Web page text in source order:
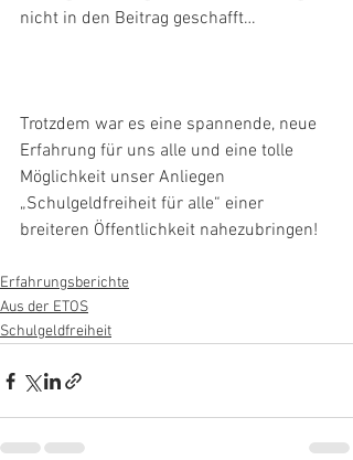
nicht in den Beitrag geschafft…
Trotzdem war es eine spannende, neue
Erfahrung für uns alle und eine tolle
Möglichkeit unser Anliegen
„Schulgeldfreiheit für alle“ einer
breiteren Öffentlichkeit nahezubringen!
Erfahrungsberichte
Aus der ETOS
Schulgeldfreiheit